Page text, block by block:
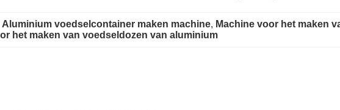
Aluminium voedselcontainer maken machine, Machine voor het maken
het maken van voedseldozen van aluminium